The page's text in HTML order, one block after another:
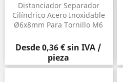
Distanciador Separador
Cilíndrico Acero Inoxidable
Ø6x8mm Para Tornillo M6
Precio
Desde0,36 €sin IVA /
pieza